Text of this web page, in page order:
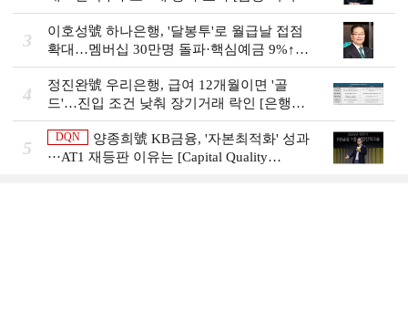
비즈니스 돋보기]
3
이호성號 하나은행, '달봉투'로 월급날 접점
확대…멤버십 30만명 돌파·핵심예금 9%↑
[은행권 머니무브 대응 전략]
4
정진완號 우리은행, 급여 12개월이면 '골
드'…진입 조건 낮춰 장기거래 락인 [은행권
머니무브 대응 전략]
5
DQN
양종희號 KB금융, '자본최적화' 성과
···AT1 재등판 이유는 [Capital Quality